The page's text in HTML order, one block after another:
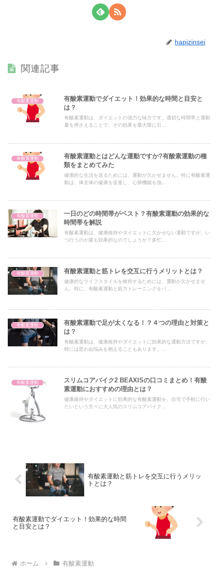
hapizinsei
関連記事
有酸素運動
有酸素運動でダイエット！効果的な時間と目安と
は？
有酸素運動は、ダイエットの強力な味方です。適切な時間帯と運動
量を押さえることで、その効果を最大限に引...
有酸素運動
有酸素運動とはどんな運動ですか?有酸素運動の種
類をまとめてみた
健康的な生活を送るためには、運動が欠かせません。特に有酸素運
動は、体全体の健康を促進し、心肺機能を強...
有酸素運動
一日のどの時間帯がベスト？有酸素運動の効果的な
時間帯を解説
有酸素運動は、健康維持やダイエットに欠かせない運動ですが、い
つ行うのが最も効果的なのでしょうか？多忙...
有酸素運動 有酸素運動と筋トレを交互に行うメリットとは？
健康的なライフスタイルを維持するためには、運動が欠かせませ
ん。特に、有酸素運動と筋力トレーニングをバ...
有酸素運動
有酸素運動で足が太くなる！？４つの理由と対策と
は？
有酸素運動は、健康維持やダイエットに効果的な運動方法ですが、
時には思わぬ悩みを抱えることもあります。...
有酸素運動
スリムコアバイク2 BEAXISの口コミまとめ！有酸
素運動におすすめの理由とは？
健康維持やダイエットに効果的な有酸素運動を、自宅で手軽に行い
たいという方々に大人気のスリムコアバイク...
有酸素運動と筋トレを交互に行うメリッ
トとは？
有酸素運動でダイエット！効果的な時間
と目安とは？
ホーム 有酸素運動